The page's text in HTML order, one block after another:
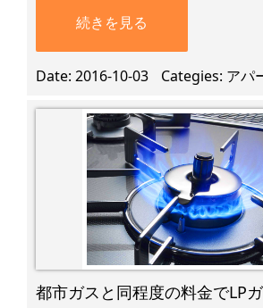
続きを見る
Date 2016-10-03 Categies アパ
都市ガスと同程度の料金でLP